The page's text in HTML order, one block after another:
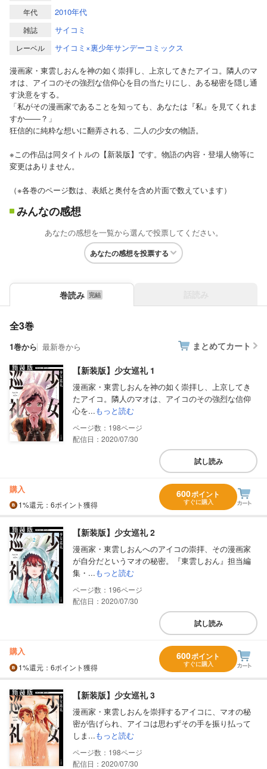
年代 2010年代
雑誌 サイコミ
レーベル
サイコミ×裏少年サンデーコミックス
漫画家・東雲しおんを神の如く崇拝し、上京してきたアイコ。隣人のマ
オは、アイコのその強烈な信仰心を目の当たりにし、ある秘密を隠し通
す決意をする。
「私がその漫画家であることを知っても、あなたは『私』を見てくれま
すか――？」
狂信的に純粋な想いに翻弄される、二人の少女の物語。
※この作品は同タイトルの【新装版】です。物語の内容・登場人物等に
変更はありません。
（※各巻のページ数は、表紙と奥付を含め片面で数えています）
みんなの感想
あなたの感想を一覧から選んで投票してください。
あなたの感想を投票する
巻読み
全3巻
1巻から 最新巻から まとめてカート
【新装版】少女巡礼 1
漫画家・東雲しおんを神の如く崇拝し、上京してき
たアイコ。隣人のマオは、アイコのその強烈な信仰
心を...もっと読む
198
配信日：2020/07/30
試し読み
購入
1%還元 ：6ポイント獲得
600ポイント
すぐに購入
【新装版】少女巡礼 2
漫画家・東雲しおんへのアイコの崇拝、その漫画家
が自分だというマオの秘密。『東雲しおん』担当編
集・...もっと読む
196
配信日：2020/07/30
試し読み
購入
1%還元 ：6ポイント獲得
600ポイント
すぐに購入
【新装版】少女巡礼 3
漫画家・東雲しおんを崇拝するアイコに、マオの秘
密が告げられ、アイコは思わずその手を振り払って
しま...もっと読む
198
配信日：2020/07/30